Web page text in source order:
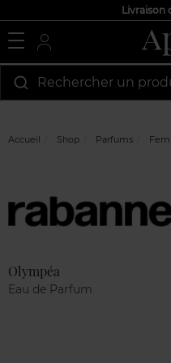
Livraison
Rechercher un
Accueil Shop Parfums
Olympéa
Eau de Parfum